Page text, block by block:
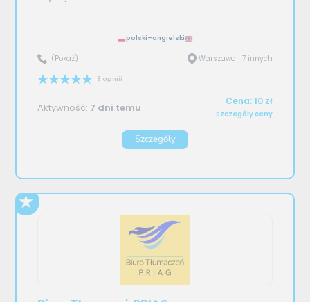
polski–angielski
(Pokaż) Warszawa i 7 innych
8 opinii
Aktywność: 7 dni temu Cena: 10 zł
Szczegóły ceny
Szczegóły